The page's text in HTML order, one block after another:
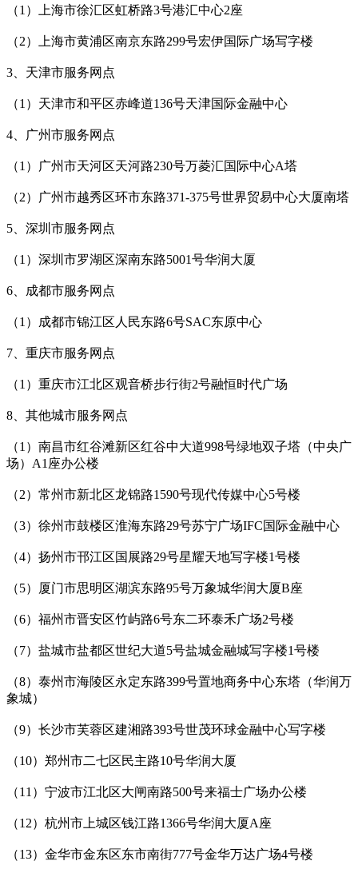
（1）上海市徐汇区虹桥路3号港汇中心2座
（2）上海市黄浦区南京东路299号宏伊国际广场写字楼
3、天津市服务网点
（1）天津市和平区赤峰道136号天津国际金融中心
4、广州市服务网点
（1）广州市天河区天河路230号万菱汇国际中心A塔
（2）广州市越秀区环市东路371-375号世界贸易中心大厦南塔
5、深圳市服务网点
（1）深圳市罗湖区深南东路5001号华润大厦
6、成都市服务网点
（1）成都市锦江区人民东路6号SAC东原中心
7、重庆市服务网点
（1）重庆市江北区观音桥步行街2号融恒时代广场
8、其他城市服务网点
（1）南昌市红谷滩新区红谷中大道998号绿地双子塔（中央广
场）A1座办公楼
（2）常州市新北区龙锦路1590号现代传媒中心5号楼
（3）徐州市鼓楼区淮海东路29号苏宁广场IFC国际金融中心
（4）扬州市邗江区国展路29号星耀天地写字楼1号楼
（5）厦门市思明区湖滨东路95号万象城华润大厦B座
（6）福州市晋安区竹屿路6号东二环泰禾广场2号楼
（7）盐城市盐都区世纪大道5号盐城金融城写字楼1号楼
（8）泰州市海陵区永定东路399号置地商务中心东塔（华润万
象城）
（9）长沙市芙蓉区建湘路393号世茂环球金融中心写字楼
（10）郑州市二七区民主路10号华润大厦
（11）宁波市江北区大闸南路500号来福士广场办公楼
（12）杭州市上城区钱江路1366号华润大厦A座
（13）金华市金东区东市南街777号金华万达广场4号楼